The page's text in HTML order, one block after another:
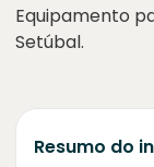
Equipamento
Setúbal.
Resumo do